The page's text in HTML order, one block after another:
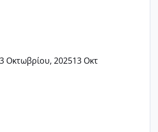
Οκτωβρίου, 202513 Οκτ